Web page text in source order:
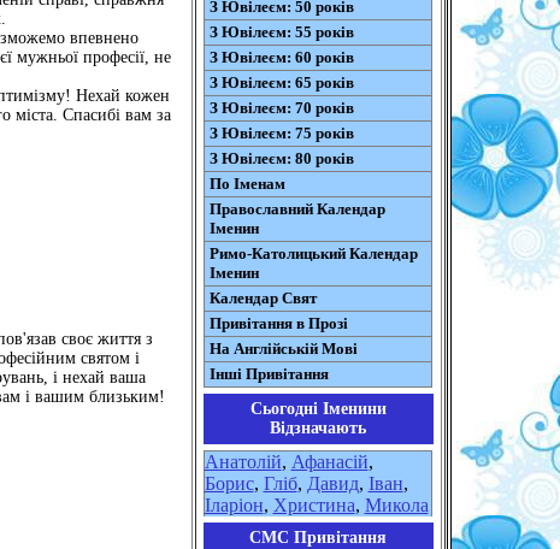
впевнено
мужньої професії, не
Нехай кожен
міста. Спасибі вам за
своє життя з
святом і
і нехай ваша
і вашим близьким!
З Ювілеєм: 50 років
З Ювілеєм: 55 років
З Ювілеєм: 60 років
З Ювілеєм: 65 років
З Ювілеєм: 70 років
З Ювілеєм: 75 років
З Ювілеєм: 80 років
По Іменам
Православний Календар
Іменин
Римо-Католицький Календар
Іменин
Календар Свят
Привітання в Прозі
На Англійській Мові
Інші Привітання
Сьогодні Іменини
Відзначають
Анатолій, Афанасій,
Борис, Гліб, Давид, Іван,
Іларіон, Христина, Микола
СМС Привітання